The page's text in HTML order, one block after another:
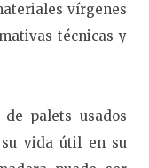
vírgenes
técnicas y
de palets usados
vida útil en su